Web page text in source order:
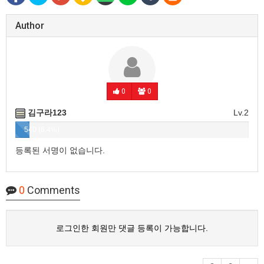
Author
0 0
Lv.2
김구라123
540 (6.4%)
등록된 서명이 없습니다.
0 Comments
로그인한 회원만 댓글 등록이 가능합니다.